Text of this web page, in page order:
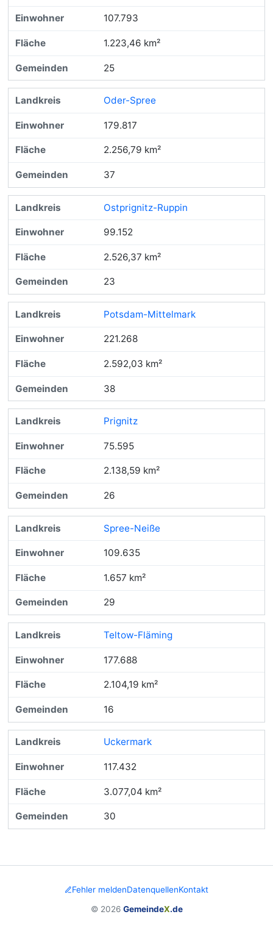
107.793
1.223,46 km²
25
Oder-Spree
179.817
2.256,79 km²
37
Ostprignitz-Ruppin
99.152
2.526,37 km²
23
Potsdam-Mittelmark
221.268
2.592,03 km²
38
Prignitz
75.595
2.138,59 km²
26
Spree-Neiße
109.635
1.657 km²
29
Teltow-Fläming
177.688
2.104,19 km²
16
Uckermark
117.432
3.077,04 km²
30
Fehler meldenDatenquellenKontakt
© 2026 GemeindeX.de